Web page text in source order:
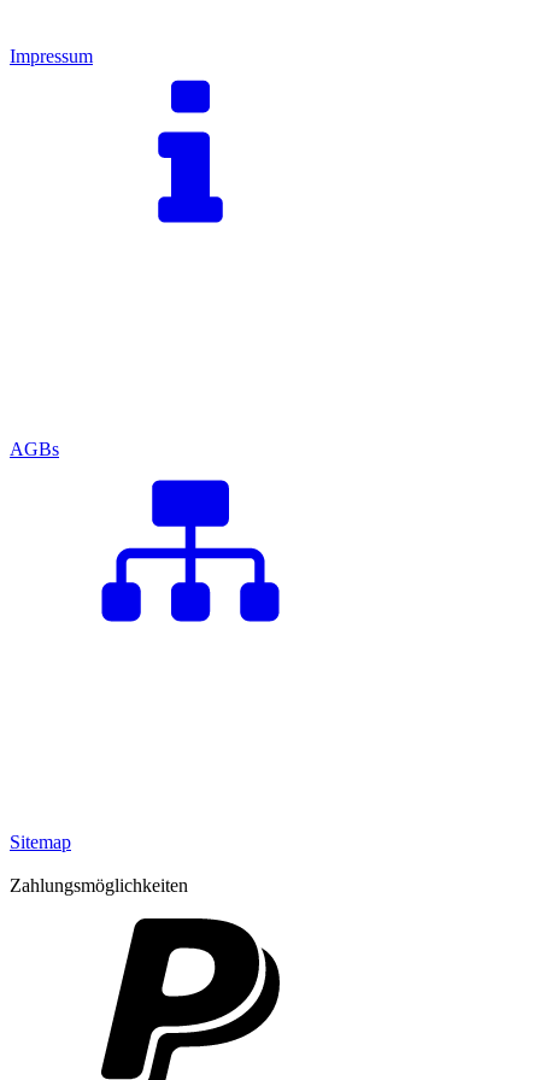
Impressum
AGBs
Sitemap
Zahlungsmöglichkeiten